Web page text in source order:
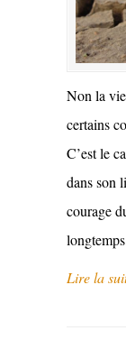
Non la
certains
C’est le
dans son
courage
Lire la